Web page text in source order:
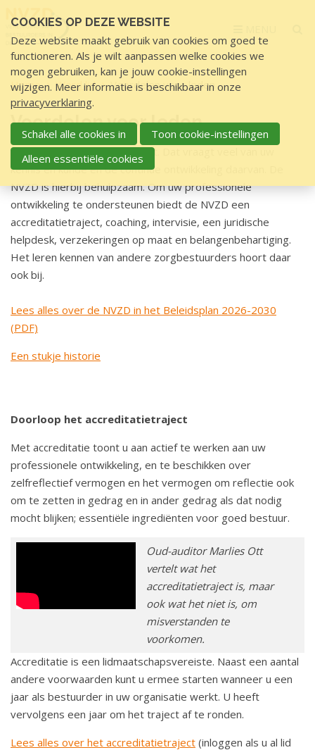
links
over
S
p
r
n
g
n
a
a
r
d
e
i
h
o
d
n
g
n
a
a
i
t
i
e
Home Word lid Voordelen voor leden
Voordelen voor leden
Zorgbesturen is een vak apart. Dat vraagt veel van uw
kennis en kunde en de continue ontwikkeling daarvan. De
NVZD is hierbij behulpzaam. Om uw professionele
ontwikkeling te ondersteunen biedt de NVZD een
accreditatietraject, coaching, intervisie, een juridische
helpdesk, verzekeringen op maat en belangenbehartiging.
Het leren kennen van andere zorgbestuurders hoort daar
ook bij.
Lees alles over de NVZD in het Beleidsplan 2026-2030
(PDF)
Een stukje historie
Doorloop het accreditatietraject
Met accreditatie toont u aan actief te werken aan uw
professionele ontwikkeling, en te beschikken over
zelfreflectief vermogen en het vermogen om reflectie ook
om te zetten in gedrag en in ander gedrag als dat nodig
mocht blijken; essentiële ingrediënten voor goed bestuur.
Oud-auditor Marlies Ott
vertelt wat het
accreditatietraject is, maar
ook wat het niet is, om
misverstanden te
voorkomen.
Accreditatie is een lidmaatschapsvereiste. Naast een aantal
andere voorwaarden kunt u ermee starten wanneer u een
jaar als bestuurder in uw organisatie werkt. U heeft
vervolgens een jaar om het traject af te ronden.
Lees alles over het accreditatietraject (inloggen als u al lid
COOKIES OP DEZE WEBSITE
Deze website maakt gebruik van cookies om goed te
functioneren. Als je wilt aanpassen welke cookies we
mogen gebruiken, kan je jouw cookie-instellingen
wijzigen. Meer informatie is beschikbaar in onze
privacyverklaring.
Schakel alle cookies in
Toon cookie-instellingen
Alleen essentiële cookies